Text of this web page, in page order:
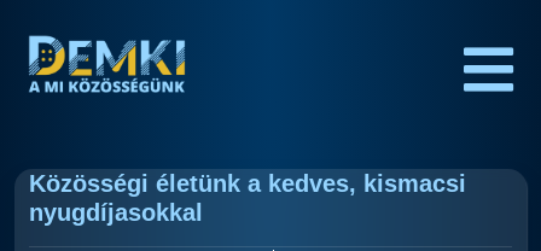
Közösségi életünk a kedves, kismacsi
nyugdíjasokkal